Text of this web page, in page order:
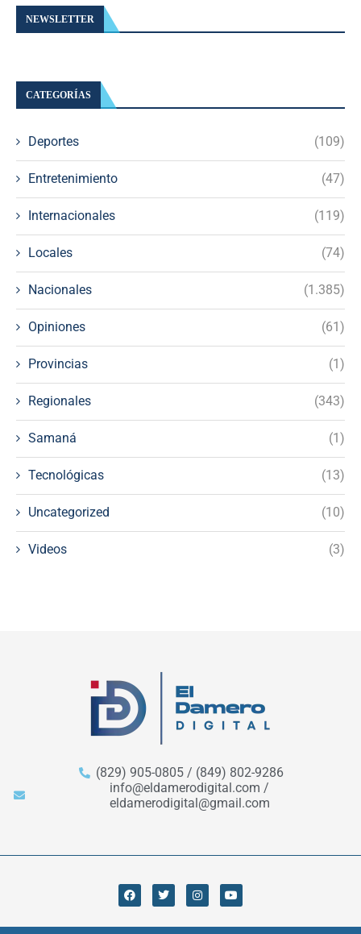
NEWSLETTER
CATEGORÍAS
Deportes (109)
Entretenimiento (47)
Internacionales (119)
Locales (74)
Nacionales (1.385)
Opiniones (61)
Provincias (1)
Regionales (343)
Samaná (1)
Tecnológicas (13)
Uncategorized (10)
Videos (3)
(829) 905-0805 / (849) 802-9286
info@eldamerodigital.com /
eldamerodigital@gmail.com